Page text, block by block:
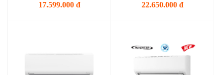
17.599.000 đ 22.650.000 đ